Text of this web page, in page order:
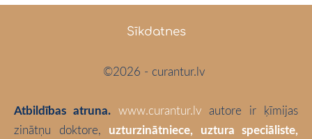
Sīkdatnes
©2026 - curantur.lv
Atbildības atruna. www.curantur.lv autore ir ķīmijas
zinātņu doktore, uzturzinātniece, uztura speciāliste,